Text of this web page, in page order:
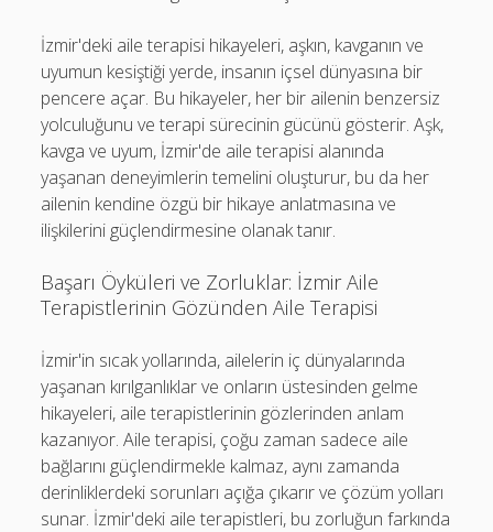
İzmir'deki aile terapisi hikayeleri, aşkın, kavganın ve
uyumun kesiştiği yerde, insanın içsel dünyasına bir
pencere açar. Bu hikayeler, her bir ailenin benzersiz
yolculuğunu ve terapi sürecinin gücünü gösterir. Aşk,
kavga ve uyum, İzmir'de aile terapisi alanında
yaşanan deneyimlerin temelini oluşturur, bu da her
ailenin kendine özgü bir hikaye anlatmasına ve
ilişkilerini güçlendirmesine olanak tanır.
Başarı Öyküleri ve Zorluklar: İzmir Aile
Terapistlerinin Gözünden Aile Terapisi
İzmir'in sıcak yollarında, ailelerin iç dünyalarında
yaşanan kırılganlıklar ve onların üstesinden gelme
hikayeleri, aile terapistlerinin gözlerinden anlam
kazanıyor. Aile terapisi, çoğu zaman sadece aile
bağlarını güçlendirmekle kalmaz, aynı zamanda
derinliklerdeki sorunları açığa çıkarır ve çözüm yolları
sunar. İzmir'deki aile terapistleri, bu zorluğun farkında